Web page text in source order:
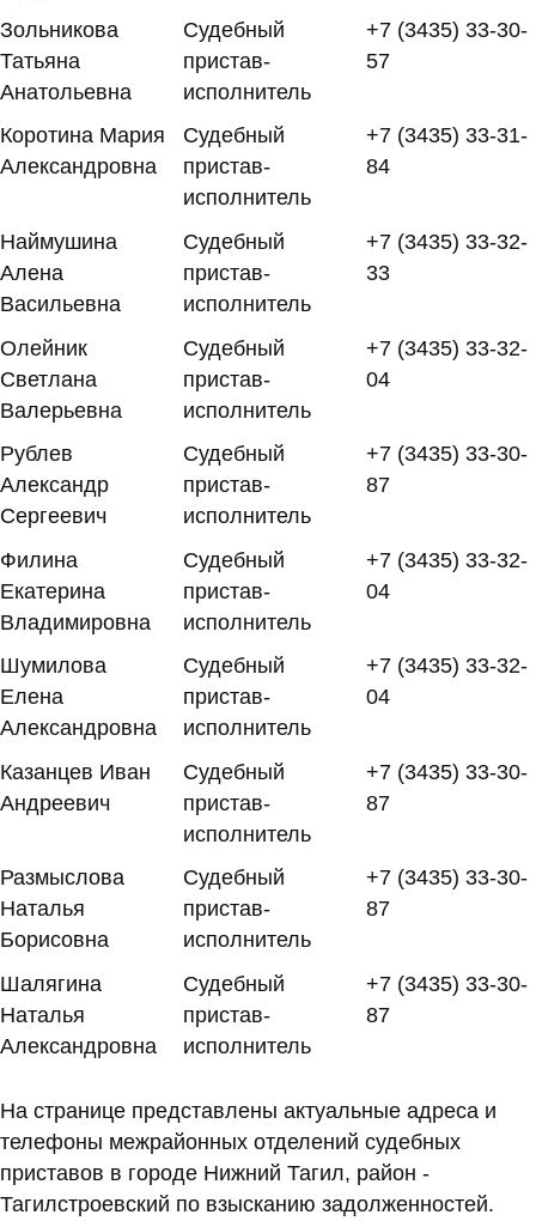
Зольникова
Татьяна
Анатольевна
Судебный
пристав-
исполнитель
+7 (3435) 33-30-
57
Коротина Мария
Александровна
Судебный
пристав-
исполнитель
+7 (3435) 33-31-
84
Наймушина
Алена
Васильевна
Судебный
пристав-
исполнитель
+7 (3435) 33-32-
33
Олейник
Светлана
Валерьевна
Судебный
пристав-
исполнитель
+7 (3435) 33-32-
04
Рублев
Александр
Сергеевич
Судебный
пристав-
исполнитель
+7 (3435) 33-30-
87
Филина
Екатерина
Владимировна
Судебный
пристав-
исполнитель
+7 (3435) 33-32-
04
Шумилова
Елена
Александровна
Судебный
пристав-
исполнитель
+7 (3435) 33-32-
04
Казанцев Иван
Андреевич
Судебный
пристав-
исполнитель
+7 (3435) 33-30-
87
Размыслова
Наталья
Борисовна
Судебный
пристав-
исполнитель
+7 (3435) 33-30-
87
Шалягина
Наталья
Александровна
Судебный
пристав-
исполнитель
+7 (3435) 33-30-
87
На странице представлены актуальные адреса и
телефоны межрайонных отделений судебных
приставов в городе Нижний Тагил, район -
Тагилстроевский по взысканию задолженностей.